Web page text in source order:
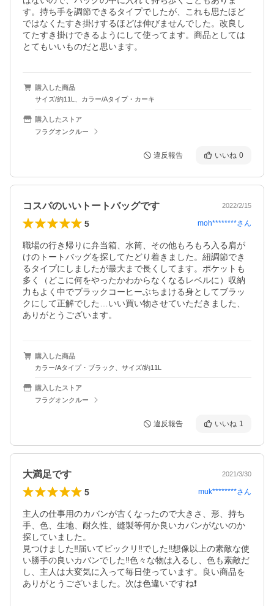
す。持ち手を調節できるタイプでしたが、これも思たほど
ではなくたすき掛けするほどは伸びませんでした。改良し
てたすき掛けできるようにして使ってます。商品としては
とてもいいものだと思います。
購入した商品
サイズ/約11L、カラー/Aタイプ・カーキ
購入したストア
フラグオンクルー
違反報告 いいね 0
コスパのいいトートバッグです 2022/2/15
5 moh********さん
職場の行き帰りに弁当箱、水筒、その他もろもろ入る肩が
けのトートバッグを探してたどり着きました。紐調節でき
るタイプにしましたが最大まで長くしてます。ポケットも
多く（どこに何をやったかわからなくなるレベルに）収納
力もよく中でブラックコーヒーぶちまける身としてブラッ
クにして正解でした…いい買い物させていただきました、
ありがとうございます。
購入した商品
カラー/Aタイプ・ブラック、サイズ/約11L
購入したストア
フラグオンクルー
違反報告 いいね 1
大満足です 2021/3/30
5 muk********さん
主人の仕事用のカバンが古くなったので大きさ、形、持ち
手、色、生地、耐久性、縫製等何か良いカバンがないのか
探していました。
見つけました‼️届いてビックリ‼️でした‼️想像以上の素敵な使
い勝手の良いカバンでした‼️色々な物は入るし、色も素敵だ
し、主人は大変気に入って毎日使っています。良い商品を
ありがとうございました。次は色違いですね❗️